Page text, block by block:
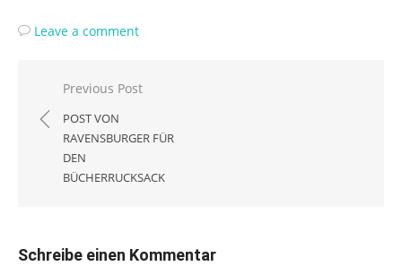
Leave a comment
Beitragsnavigation
Previous Post
POST VON
RAVENSBURGER FÜR
DEN
BÜCHERRUCKSACK
Schreibe einen Kommentar